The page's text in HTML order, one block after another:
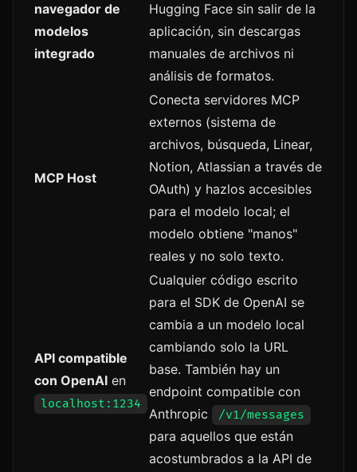
navegador de
modelos
integrado
Hugging Face sin salir de la
aplicación, sin descargas
manuales de archivos ni
análisis de formatos.
MCP Host
Conecta servidores MCP
externos (sistema de
archivos, búsqueda, Linear,
Notion, Atlassian a través de
OAuth) y hazlos accesibles
para el modelo local; el
modelo obtiene "manos"
reales y no solo texto.
API compatible
con OpenAI en
localhost:1234
Cualquier código escrito
para el SDK de OpenAI se
cambia a un modelo local
cambiando solo la URL
base. También hay un
endpoint compatible con
Anthropic
/v1/messages
para aquellos que están
acostumbrados a la API de